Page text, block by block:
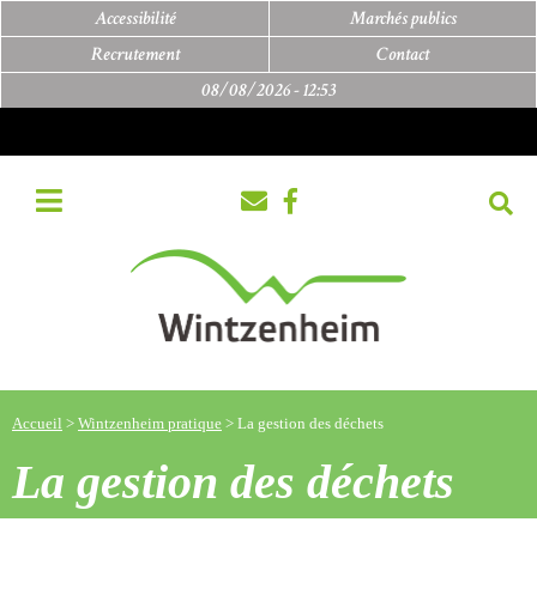
Accessibilité
Marchés publics
Recrutement
Contact
08/08/2026 -12:53
Accueil > Wintzenheim pratique > La gestion des déchets
La gestion des déchets